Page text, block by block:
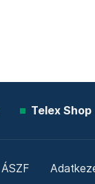
Telex Shop
ÁSZF